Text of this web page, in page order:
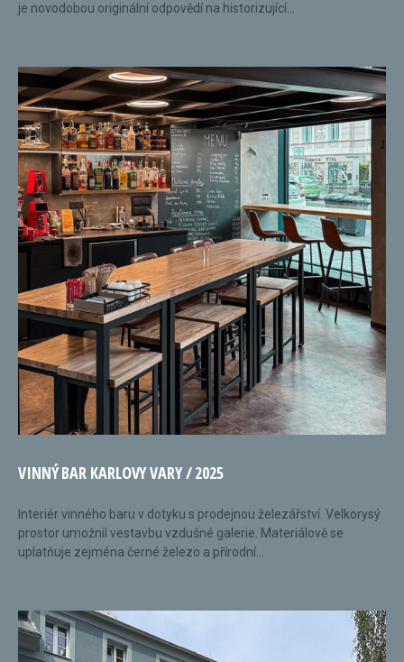
je novodobou originální odpovědí na historizující...
VINNÝ BAR KARLOVY VARY / 2025
Interiér vinného baru v dotyku s prodejnou železářství. Velkorysý
prostor umožnil vestavbu vzdušné galerie. Materiálově se
uplatňuje zejména černé železo a přírodní...